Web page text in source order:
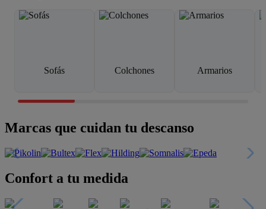
Sofás Colchones Armarios
Marcas que cuidan tu descanso
Confort a tu medida